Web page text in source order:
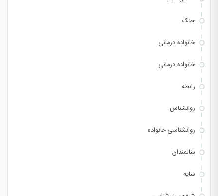
جنگ
خانواده درمانی
خانواده درمانی
رابطه
روانشناس
روانشناسی خانواده
سالمندان
سایه